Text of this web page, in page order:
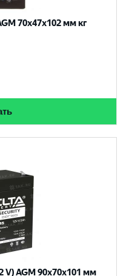
70x47x102 мм кг
V) AGM 90x70x101 мм